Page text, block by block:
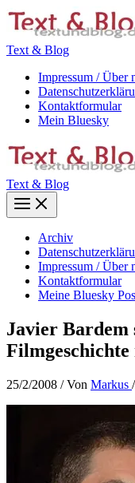
Zum
Inhalt
Text & Blog
Impressum / Über
Kontaktformular
Mein Bluesky
Text & Blog
Main
Menu
Archiv
Impressum / Über
Kontaktformular
Meine Bluesky
Javier Bardem
25/2/2008 / Von Markus /